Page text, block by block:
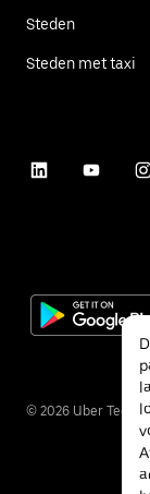
Steden
Steden met taxi
© 2026 Uber